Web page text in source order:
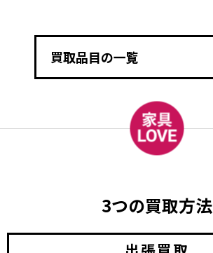
買取品目の一覧
3つの買取方法